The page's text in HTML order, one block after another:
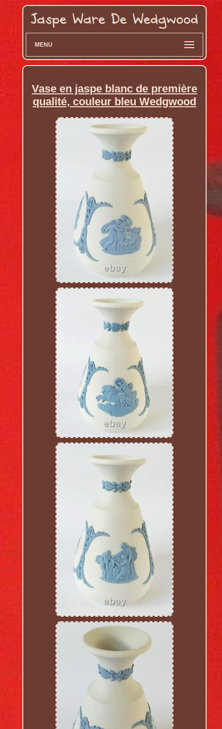
MENU
Vase en jaspe blanc de première
qualité, couleur bleu Wedgwood